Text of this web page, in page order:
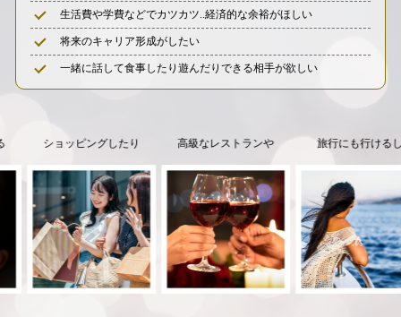
生活費や学費などでカツカツ..経済的な余裕がほしい
将来のキャリア形成がしたい
一緒に話して食事したり遊んだりできる相手が欲しい
ショッピングしたり 高級なレストランや 旅行にも行けるし